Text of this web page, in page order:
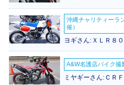
ジョン・特別・限定
仕様
ンジ
沖縄チャリティーラ
催）
ヨギさん:ＸＬＲ８
A&W名護店バイク
ミヤギーさん:ＣＲ